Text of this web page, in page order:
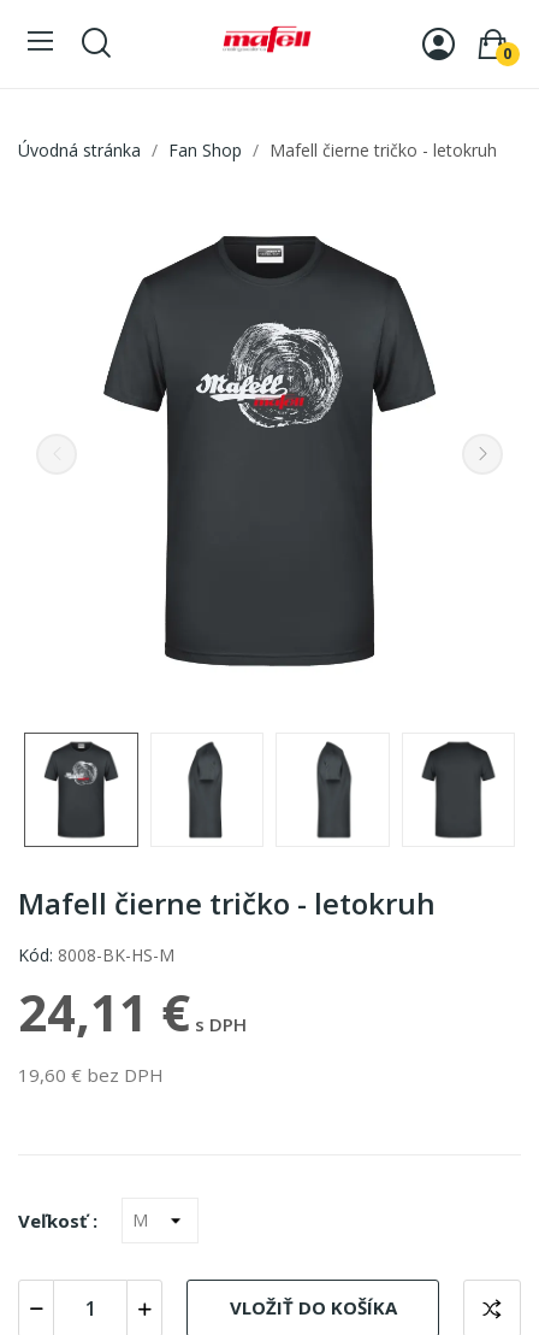
0
Úvodná stránka Fan Shop Mafell čierne tričko - letokruh
Mafell čierne tričko - letokruh
Kód: 8008-BK-HS-M
24,11 € s DPH
19,60 € bez DPH
Veľkosť :
VLOŽIŤ DO KOŠÍKA